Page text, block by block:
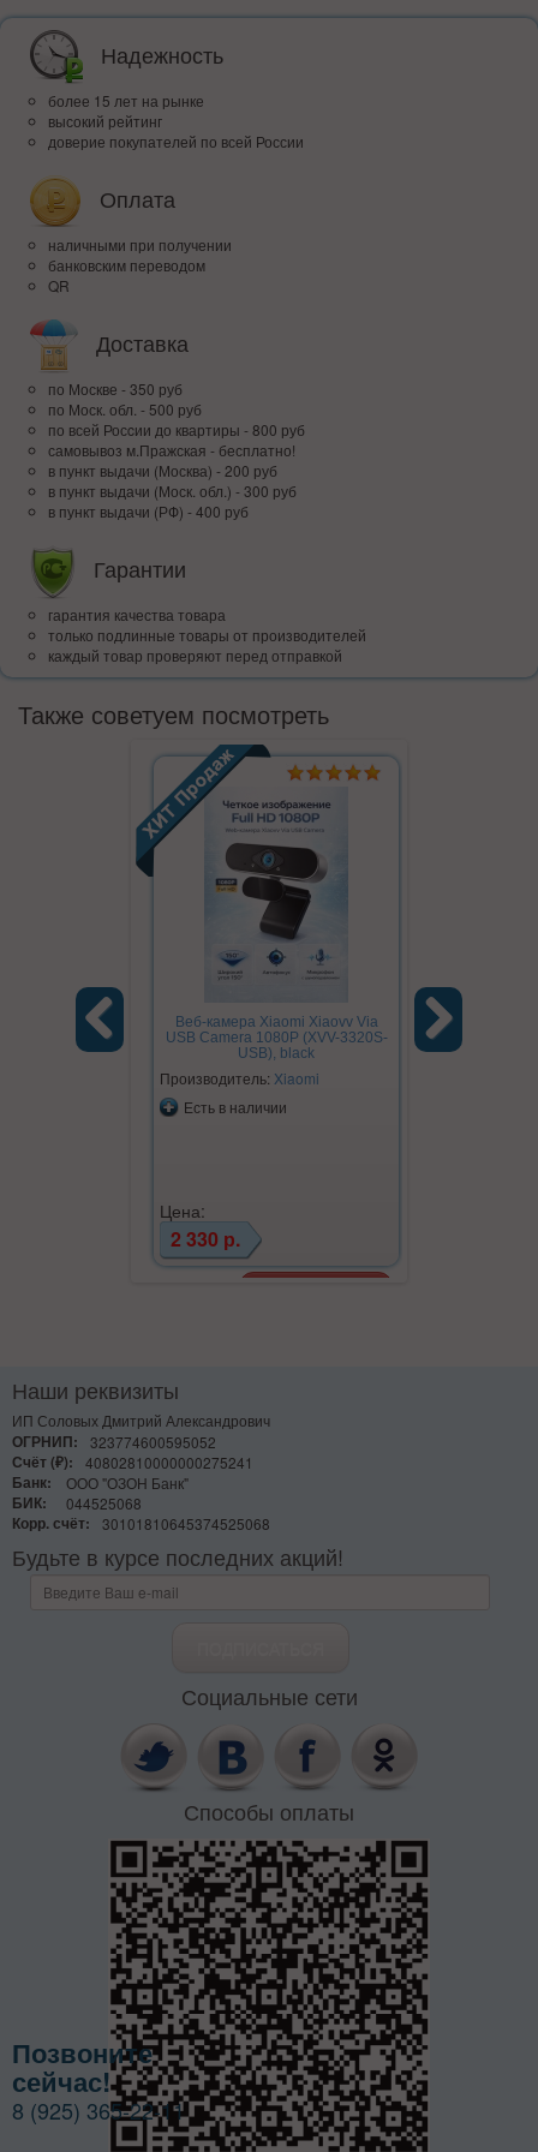
Надежность
более 15 лет на рынке
высокий рейтинг
доверие покупателей по всей России
Оплата
наличными при получении
банковским переводом
QR
Доставка
по Москве - 350 руб
по Моск. обл. - 500 руб
по всей Росcии до квартиры - 800 руб
самовывоз м.Пражская - бесплатно!
в пункт выдачи (Москва) - 200 руб
в пункт выдачи (Моск. обл.) - 300 руб
в пункт выдачи (РФ) - 400 руб
Гарантии
гарантия качества товара
только подлинные товары от производителей
каждый товар проверяют перед отправкой
Также советуем посмотреть
Веб-камера Xiaomi Xiaovv Via
USB Camera 1080P (XVV-3320S-
USB), black
Производитель: Xiaomi
Есть в наличии
Цена:
2 330 р.
Ручной
Наши реквизиты
ИП Соловых Дмитрий Александрович
ОГРНИП:
323774600595052
Счёт (₽):
40802810000000275241
Банк:
ООО "ОЗОН Банк"
БИК:
044525068
Корр. счёт:
30101810645374525068
Будьте в курсе последних акций!
Социальные сети
Способы оплаты
Позвоните
сейчас!
8 (925) 365-22-11